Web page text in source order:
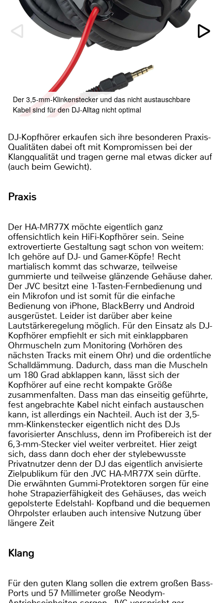
Der 3,5-mm-Klinkenstecker und das nicht austauschbare
Kabel sind für den DJ-Alltag nicht optimal
DJ-Kopfhörer erkaufen sich ihre besonderen Praxis-
Qualitäten dabei oft mit Kompromissen bei der
Klangqualität und tragen gerne mal etwas dicker auf
(auch beim Gewicht).
Praxis
Der HA-MR77X möchte eigentlich ganz
offensichtlich kein HiFi-Kopfhörer sein. Seine
extrovertierte Gestaltung sagt schon von weitem:
Ich gehöre auf DJ- und Gamer-Köpfe! Recht
martialisch kommt das schwarze, teilweise
gummierte und teilweise glänzende Gehäuse daher.
Der JVC besitzt eine 1-Tasten-Fernbedienung und
ein Mikrofon und ist somit für die einfache
Bedienung von iPhone, BlackBerry und Android
ausgerüstet. Leider ist darüber aber keine
Lautstärkeregelung möglich. Für den Einsatz als DJ-
Kopfhörer empfiehlt er sich mit einklappbaren
Ohrmuscheln zum Monitoring (Vorhören des
nächsten Tracks mit einem Ohr) und die ordentliche
Schalldämmung. Dadurch, dass man die Muscheln
um 180 Grad abklappen kann, lässt sich der
Kopfhörer auf eine recht kompakte Größe
zusammenfalten. Dass man das einseitig geführte,
fest angebrachte Kabel nicht einfach austauschen
kann, ist allerdings ein Nachteil. Auch ist der 3,5-
mm-Klinkenstecker eigentlich nicht des DJs
favorisierter Anschluss, denn im Profibereich ist der
6,3-mm-Stecker viel weiter verbreitet. Hier zeigt
sich, dass dann doch eher der stylebewusste
Privatnutzer denn der DJ das eigentlich anvisierte
Zielpublikum für den JVC HA-MR77X sein dürfte.
Die erwähnten Gummi-Protektoren sorgen für eine
hohe Strapazierfähigkeit des Gehäuses, das weich
gepolsterte Edelstahl- Kopfband und die bequemen
Ohrpolster erlauben auch intensive Nutzung über
längere Zeit
Klang
Für den guten Klang sollen die extrem großen Bass-
Ports und 57 Millimeter große Neodym-